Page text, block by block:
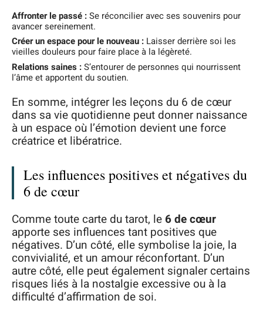
Affronter le passé :Se réconcilier avec ses souvenirs pour
avancer sereinement.
Créer un espace pour le nouveau : Laisser derrière soi les
vieilles douleurs pour faire place à la légèreté.
Relations saines :S’entourer de personnes qui nourrissent
l’âme et apportent du soutien.
En somme, intégrer les leçons du 6 de cœur
dans sa vie quotidienne peut donner naissance
à un espace où l’émotion devient une force
créatrice et libératrice.
Les influences positives et négatives du
6 de cœur
Comme toute carte du tarot, le 6 de cœur
apporte ses influences tant positives que
négatives. D’un côté, elle symbolise la joie, la
convivialité, et un amour réconfortant. D’un
autre côté, elle peut également signaler certains
risques liés à la nostalgie excessive ou à la
difficulté d’affirmation de soi.